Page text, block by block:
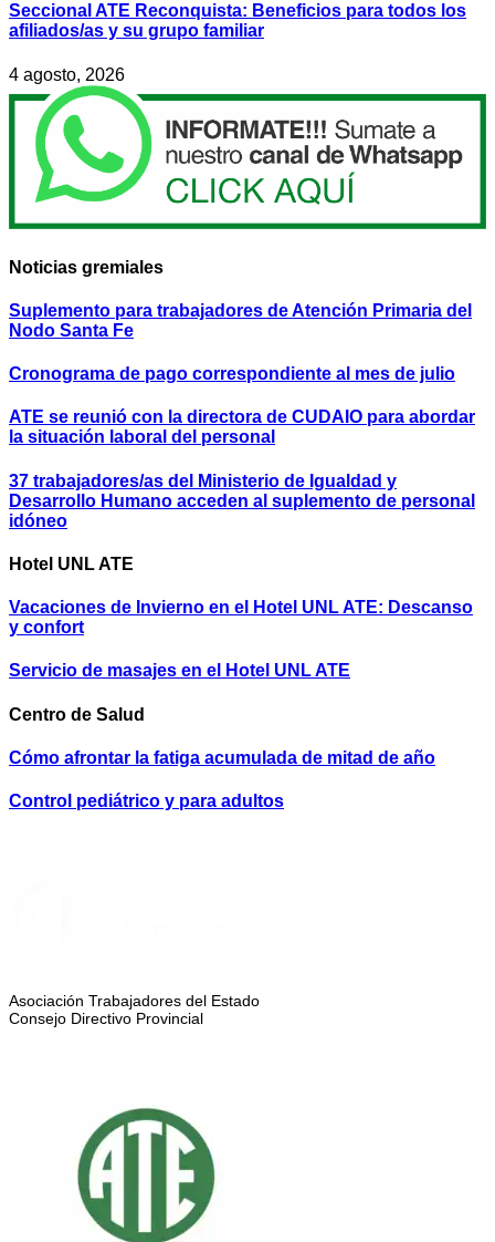
Seccional ATE Reconquista: Beneficios para todos los
afiliados/as y su grupo familiar
4 agosto, 2026
Noticias gremiales
Suplemento para trabajadores de Atención Primaria del
Nodo Santa Fe
Cronograma de pago correspondiente al mes de julio
ATE se reunió con la directora de CUDAIO para abordar
la situación laboral del personal
37 trabajadores/as del Ministerio de Igualdad y
Desarrollo Humano acceden al suplemento de personal
idóneo
Hotel UNL ATE
Vacaciones de Invierno en el Hotel UNL ATE: Descanso
y confort
Servicio de masajes en el Hotel UNL ATE
Centro de Salud
Cómo afrontar la fatiga acumulada de mitad de año
Control pediátrico y para adultos
Asociación Trabajadores del Estado
Consejo Directivo Provincial